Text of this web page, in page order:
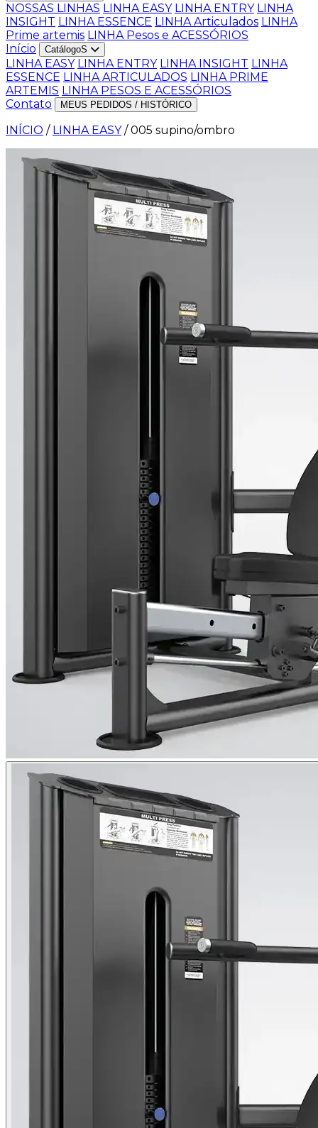
NOSSAS LINHAS LINHA EASY LINHA ENTRY LINHA
INSIGHT LINHA ESSENCE LINHA Articulados LINHA
Prime artemis LINHA Pesos e ACESSÓRIOS
Início
CatálogoS
LINHA EASY LINHA ENTRY LINHA INSIGHT LINHA
ESSENCE LINHA ARTICULADOS LINHA PRIME
ARTEMIS LINHA PESOS E ACESSÓRIOS
Contato
MEUS PEDIDOS / HISTÓRICO
INÍCIO / LINHA EASY / 005 supino/ombro